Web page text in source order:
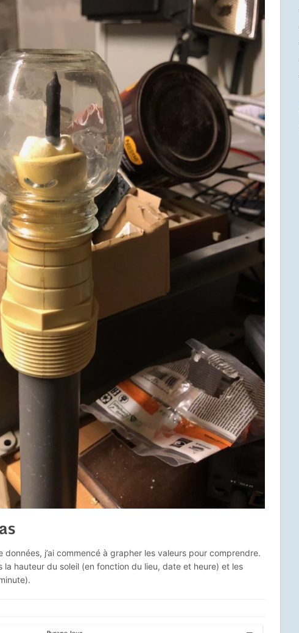
j’ai commencé à grapher les valeurs pour comprendre.
la hauteur du soleil (en fonction du lieu, date et heure) et les